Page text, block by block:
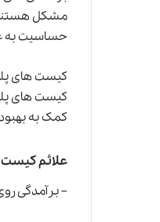
مشکل هستند.
حساسیت به
کیست های
کمک به
علائم
– برآمدگی